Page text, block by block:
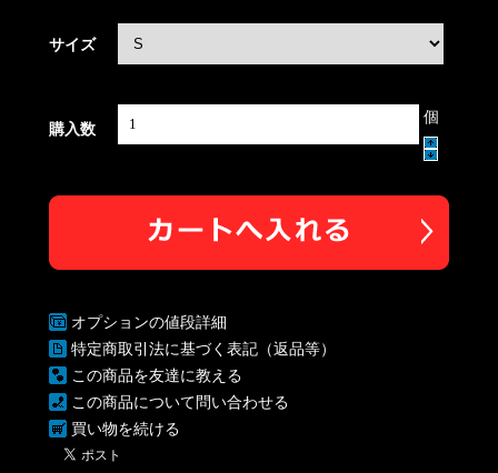
サイズ
購入数
個
オプションの値段詳細
特定商取引法に基づく表記（返品等）
この商品を友達に教える
この商品について問い合わせる
買い物を続ける